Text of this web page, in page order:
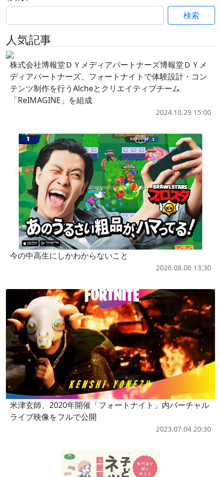
検索
人気記事
株式会社博報堂ＤＹメディアパートナーズ博報堂ＤＹメ
ディアパートナーズ、フォートナイトで体験設計・コン
テンツ制作を行うAlcheとクリエイティブチーム
「ReIMAGINE」を組成
2024.10.29 15:00
今の中高生にしかわからないこと
2026.08.06 13:30
米津玄師、2020年開催「フォートナイト」内バーチャル
ライブ映像をフルで公開
2023.07.04 20:30